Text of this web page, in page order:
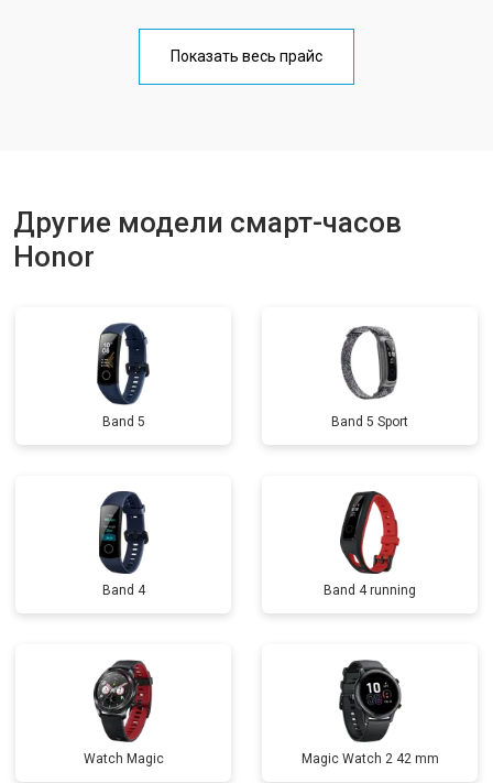
Показать весь прайс
Другие модели смарт-часов
Honor
Band 5 Band 5 Sport
Band 4 Band 4 running
Watch Magic Magic Watch 2 42 mm